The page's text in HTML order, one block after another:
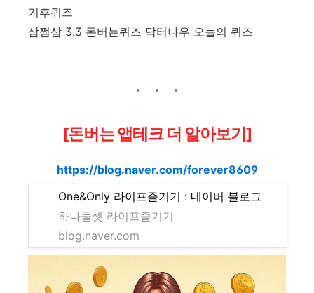
기후퀴즈
삼쩜삼 3.3 돈버는퀴즈 닥터나우 오늘의 퀴즈
[돈버는 앱테크 더 알아보기]
https://blog.naver.com/forever8609
One&Only 라이프즐기기 : 네이버 블로그
하나둘셋 라이프즐기기
blog.naver.com